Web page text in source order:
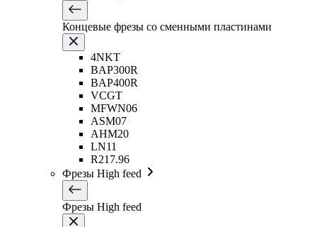
Концевые фрезы со сменными пластинами
4NKT
BAP300R
BAP400R
VCGT
MFWN06
ASM07
AHM20
LN11
R217.96
Фрезы High feed
Фрезы High feed